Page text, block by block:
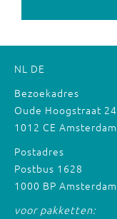
NL DE
Bezoekadres
Oude Hoogstraat 24
1012 CE Amsterdam
Postadres
Postbus 1628
1000 BP Amsterdam
voor pakketten: